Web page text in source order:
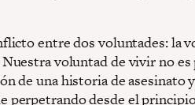
entre dos voluntades: la
voluntad de vivir no
de una historia de asesinato
perpetrando desde el